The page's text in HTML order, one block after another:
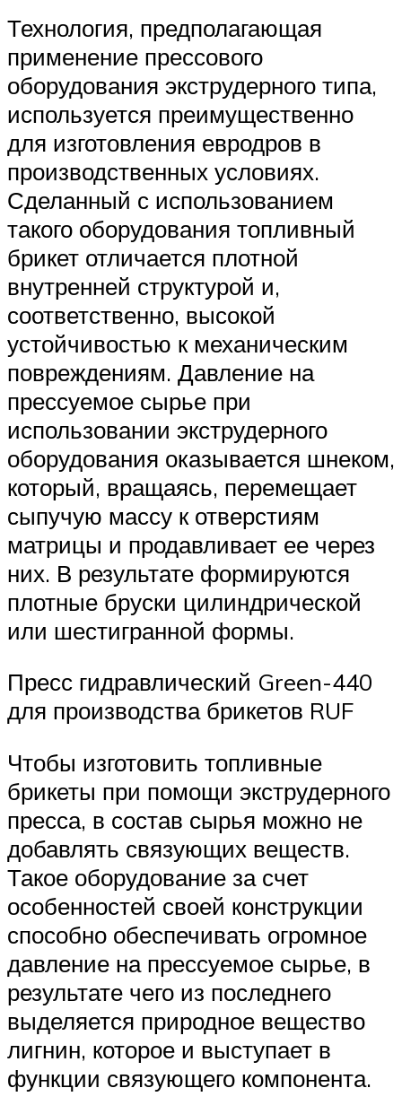
Технология, предполагающая
применение прессового
оборудования экструдерного типа,
используется преимущественно
для изготовления евродров в
производственных условиях.
Сделанный с использованием
такого оборудования топливный
брикет отличается плотной
внутренней структурой и,
соответственно, высокой
устойчивостью к механическим
повреждениям. Давление на
прессуемое сырье при
использовании экструдерного
оборудования оказывается шнеком,
который, вращаясь, перемещает
сыпучую массу к отверстиям
матрицы и продавливает ее через
них. В результате формируются
плотные бруски цилиндрической
или шестигранной формы.
Пресс гидравлический Green-440
для производства брикетов RUF
Чтобы изготовить топливные
брикеты при помощи экструдерного
пресса, в состав сырья можно не
добавлять связующих веществ.
Такое оборудование за счет
особенностей своей конструкции
способно обеспечивать огромное
давление на прессуемое сырье, в
результате чего из последнего
выделяется природное вещество
лигнин, которое и выступает в
функции связующего компонента.